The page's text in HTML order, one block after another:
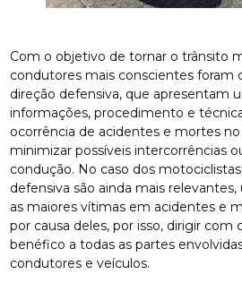
Com o objetivo de tornar o trânsito
condutores mais conscientes foram
direção defensiva, que apresentam
informações, procedimento e
ocorrência de acidentes e mortes
minimizar possíveis intercorrências
condução. No caso dos
defensiva são ainda mais
as maiores vítimas em acidentes e
por causa deles, por isso, dirigir com
benéfico a todas as partes
condutores e veículos.